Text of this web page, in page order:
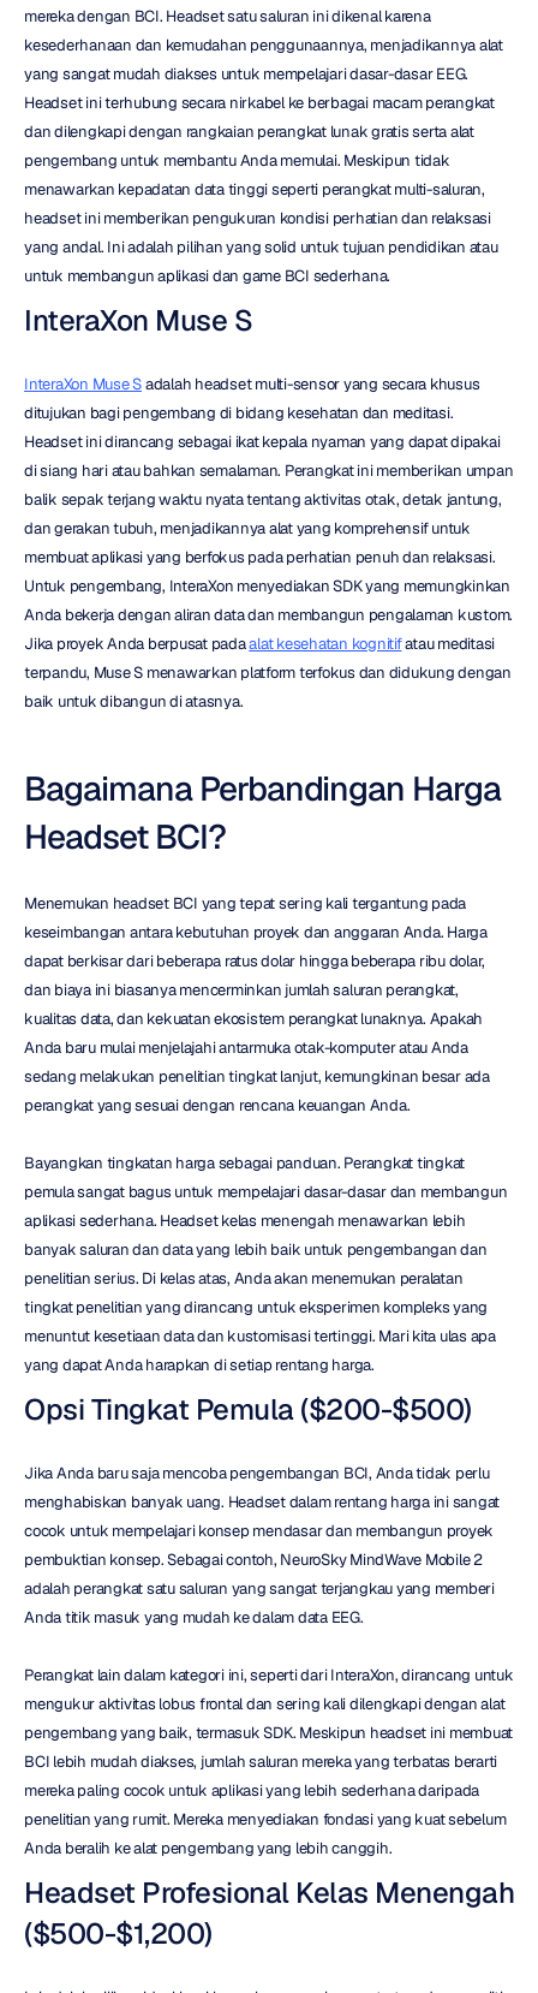
mereka dengan BCI. Headset satu saluran ini dikenal karena
kesederhanaan dan kemudahan penggunaannya, menjadikannya alat
yang sangat mudah diakses untuk mempelajari dasar-dasar EEG.
Headset ini terhubung secara nirkabel ke berbagai macam perangkat
dan dilengkapi dengan rangkaian perangkat lunak gratis serta alat
pengembang untuk membantu Anda memulai. Meskipun tidak
menawarkan kepadatan data tinggi seperti perangkat multi-saluran,
headset ini memberikan pengukuran kondisi perhatian dan relaksasi
yang andal. Ini adalah pilihan yang solid untuk tujuan pendidikan atau
untuk membangun aplikasi dan game BCI sederhana.
InteraXon Muse S
InteraXon Muse S adalah headset multi-sensor yang secara khusus
ditujukan bagi pengembang di bidang kesehatan dan meditasi.
Headset ini dirancang sebagai ikat kepala nyaman yang dapat dipakai
di siang hari atau bahkan semalaman. Perangkat ini memberikan umpan
balik sepak terjang waktu nyata tentang aktivitas otak, detak jantung,
dan gerakan tubuh, menjadikannya alat yang komprehensif untuk
membuat aplikasi yang berfokus pada perhatian penuh dan relaksasi.
Untuk pengembang, InteraXon menyediakan SDK yang memungkinkan
Anda bekerja dengan aliran data dan membangun pengalaman kustom.
Jika proyek Anda berpusat pada alat kesehatan kognitif atau meditasi
terpandu, Muse S menawarkan platform terfokus dan didukung dengan
baik untuk dibangun di atasnya.
Bagaimana Perbandingan Harga
Headset BCI?
Menemukan headset BCI yang tepat sering kali tergantung pada
keseimbangan antara kebutuhan proyek dan anggaran Anda. Harga
dapat berkisar dari beberapa ratus dolar hingga beberapa ribu dolar,
dan biaya ini biasanya mencerminkan jumlah saluran perangkat,
kualitas data, dan kekuatan ekosistem perangkat lunaknya. Apakah
Anda baru mulai menjelajahi antarmuka otak-komputer atau Anda
sedang melakukan penelitian tingkat lanjut, kemungkinan besar ada
perangkat yang sesuai dengan rencana keuangan Anda.
Bayangkan tingkatan harga sebagai panduan. Perangkat tingkat
pemula sangat bagus untuk mempelajari dasar-dasar dan membangun
aplikasi sederhana. Headset kelas menengah menawarkan lebih
banyak saluran dan data yang lebih baik untuk pengembangan dan
penelitian serius. Di kelas atas, Anda akan menemukan peralatan
tingkat penelitian yang dirancang untuk eksperimen kompleks yang
menuntut kesetiaan data dan kustomisasi tertinggi. Mari kita ulas apa
yang dapat Anda harapkan di setiap rentang harga.
Opsi Tingkat Pemula ($200-$500)
Jika Anda baru saja mencoba pengembangan BCI, Anda tidak perlu
menghabiskan banyak uang. Headset dalam rentang harga ini sangat
cocok untuk mempelajari konsep mendasar dan membangun proyek
pembuktian konsep. Sebagai contoh, NeuroSky MindWave Mobile 2
adalah perangkat satu saluran yang sangat terjangkau yang memberi
Anda titik masuk yang mudah ke dalam data EEG.
Perangkat lain dalam kategori ini, seperti dari InteraXon, dirancang untuk
mengukur aktivitas lobus frontal dan sering kali dilengkapi dengan alat
pengembang yang baik, termasuk SDK. Meskipun headset ini membuat
BCI lebih mudah diakses, jumlah saluran mereka yang terbatas berarti
mereka paling cocok untuk aplikasi yang lebih sederhana daripada
penelitian yang rumit. Mereka menyediakan fondasi yang kuat sebelum
Anda beralih ke alat pengembang yang lebih canggih.
Headset Profesional Kelas Menengah
($500-$1,200)